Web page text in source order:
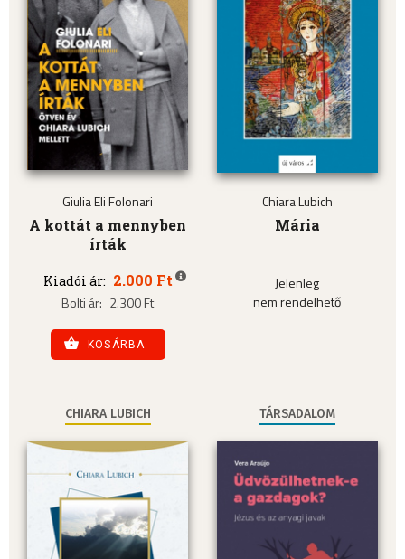
Giulia Eli Folonari
A kottát a mennyben
írták
Kiadói ár: 2.000 Ft
Bolti ár: 2.300 Ft
KOSÁRBA
Chiara Lubich
Mária
Jelenleg
nem rendelhető
CHIARA LUBICH TÁRSADALOM